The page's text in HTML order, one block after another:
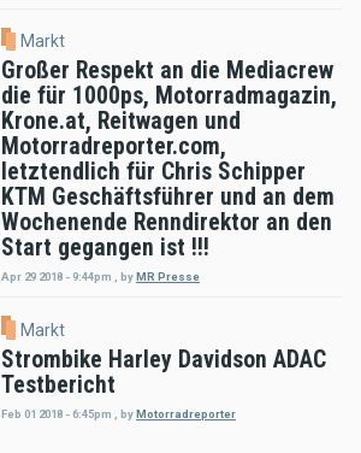
Markt
Großer Respekt an die Mediacrew
die für 1000ps, Motorradmagazin,
Krone.at, Reitwagen und
Motorradreporter.com,
letztendlich für Chris Schipper
KTM Geschäftsführer und an dem
Wochenende Renndirektor an den
Start gegangen ist !!!
Apr 29 2018 - 9:44pm , by MR Presse
Markt
Strombike Harley Davidson ADAC
Testbericht
Feb 01 2018 - 6:45pm byMotorradreporter